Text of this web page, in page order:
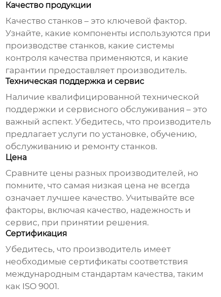
Качество продукции
Качество станков – это ключевой фактор.
Узнайте, какие компоненты используются при
производстве станков, какие системы
контроля качества применяются, и какие
гарантии предоставляет производитель.
Техническая поддержка и сервис
Наличие квалифицированной технической
поддержки и сервисного обслуживания – это
важный аспект. Убедитесь, что производитель
предлагает услуги по установке, обучению,
обслуживанию и ремонту станков.
Цена
Сравните цены разных производителей, но
помните, что самая низкая цена не всегда
означает лучшее качество. Учитывайте все
факторы, включая качество, надежность и
сервис, при принятии решения.
Сертификация
Убедитесь, что производитель имеет
необходимые сертификаты соответствия
международным стандартам качества, таким
как ISO 9001.